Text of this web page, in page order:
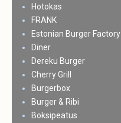
Hotokas
FRANK
Estonian Burger Factory
Diner
Dereku Burger
Cherry Grill
Burgerbox
Burger & Ribi
Boksipeatus